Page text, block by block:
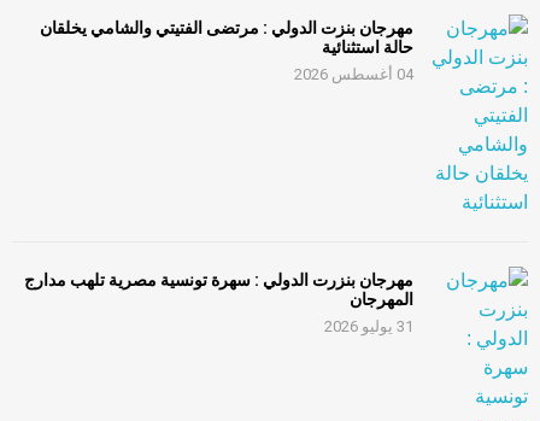
مهرجان بنزت الدولي : مرتضى الفتيتي والشامي يخلقان
حالة استثنائية
04 أغسطس 2026
مهرجان بنزرت الدولي : سهرة تونسية مصرية تلهب مدارج
المهرجان
31 يوليو 2026